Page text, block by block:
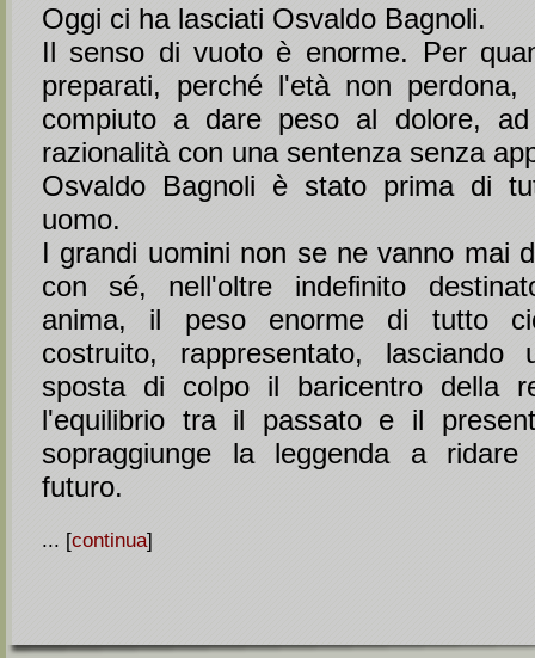
Oggi ci ha lasciati Osvaldo Bagnoli.
Il senso di vuoto è enorme. Per
preparati, perché l'età non
compiuto a dare peso al dolore,
razionalità con una sentenza senza
Osvaldo Bagnoli è stato prima di
uomo.
I grandi uomini non se ne vanno mai
con sé, nell'oltre indefinito
anima, il peso enorme di tutto
costruito, rappresentato,
sposta di colpo il baricentro della
l'equilibrio tra il passato e il
sopraggiunge la leggenda a
futuro.
... [continua]